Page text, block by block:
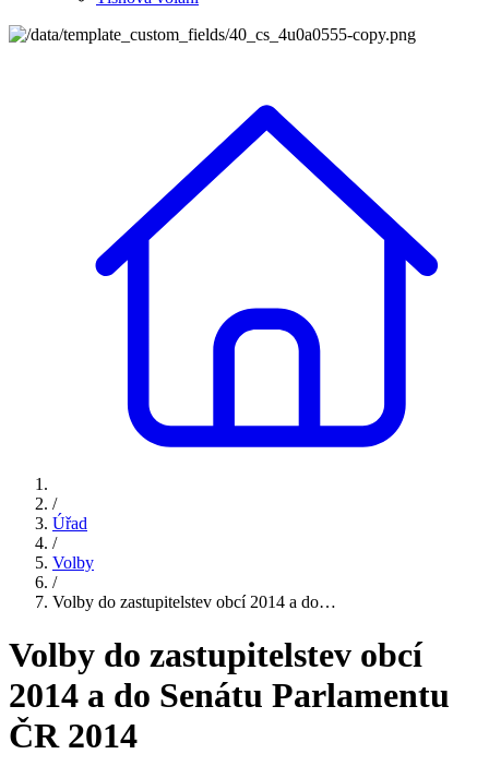
/
Úřad
/
Volby
/
Volby do zastupitelstev obcí 2014 a do…
Volby do zastupitelstev obcí
2014 a do Senátu Parlamentu
ČR 2014